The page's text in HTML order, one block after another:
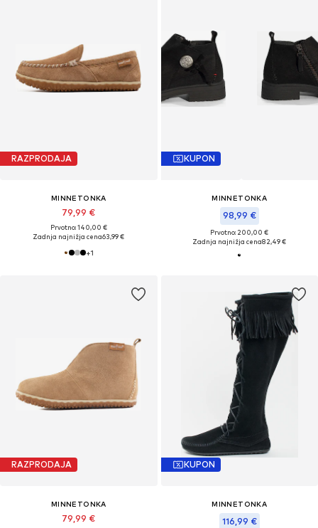
RAZPRODAJA
MINNETONKA
79,99 €
Prvotno: 140,00 €
Zadnja najnižja cena63,99 €
+1
KUPON
MINNETONKA
98,99 €
Prvotno: 200,00 €
Zadnja najnižja cena82,49 €
RAZPRODAJA
MINNETONKA
79,99 €
KUPON
MINNETONKA
116,99 €